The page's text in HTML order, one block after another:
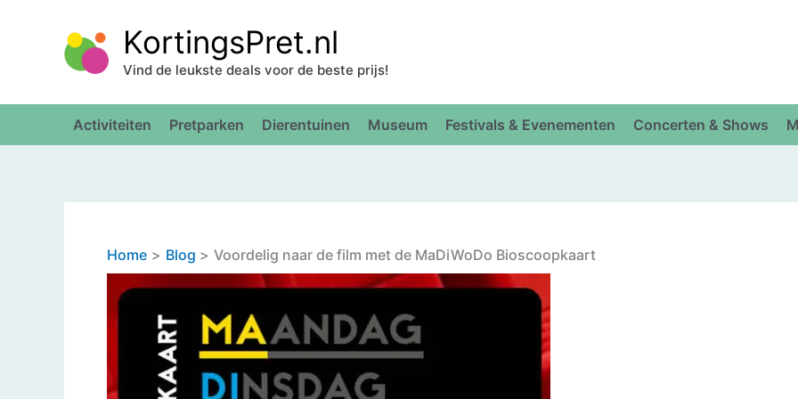
KortingsPret.nl
Vind de leukste deals voor de beste prijs!
Activiteiten Pretparken Dierentuinen Museum Festivals & Evenementen Concerten & Shows
Home Blog Voordelig naar de film met de MaDiWoDo Bioscoopkaart